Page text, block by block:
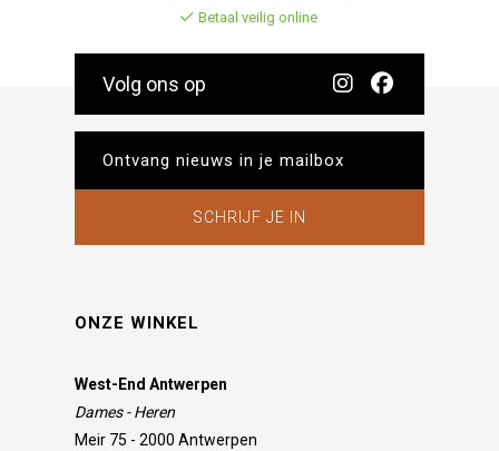
Betaal veilig online
Volg ons op
SCHRIJF JE IN
ONZE WINKEL
West-End Antwerpen
Dames - Heren
Meir 75 - 2000 Antwerpen